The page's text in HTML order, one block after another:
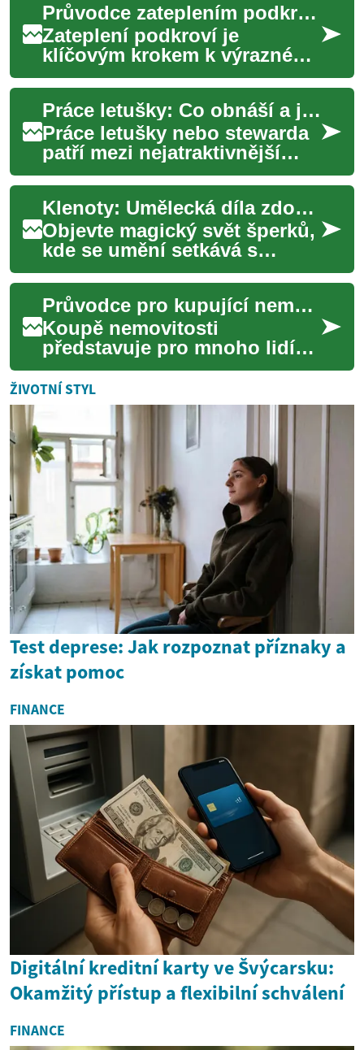
Průvodce zateplením podkroví pro každý domov
Zateplení podkroví je
klíčovým krokem k výraznému
zlepšení energetické
účinnosti a celkového
komfortu vašeho domova. ...Práce letušky: Co obnáší a jak se jí stát
Práce letušky nebo stewarda
patří mezi nejatraktivnější
povolání v leteckém
průmyslu. Mnoho lidí láká
možnost cestova...
Klenoty: Umělecká díla zdobící naše životy
Objevte magický svět šperků,
kde se umění setkává s
osobním vyjádřením. Od
dávných dob až po
současnost, šperky zůstá...Průvodce pro kupující nemovitostí
Koupě nemovitosti
představuje pro mnoho lidí
významný životní milník a
zároveň jednu z největších
finančních investic...
ŽIVOTNÍ STYL
Test deprese: Jak rozpoznat příznaky a
získat pomoc
FINANCE
Digitální kreditní karty ve Švýcarsku:
Okamžitý přístup a flexibilní schválení
FINANCE